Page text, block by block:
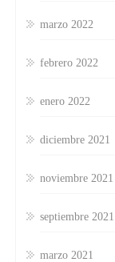
marzo 2022
febrero 2022
enero 2022
diciembre 2021
noviembre 2021
septiembre 2021
marzo 2021